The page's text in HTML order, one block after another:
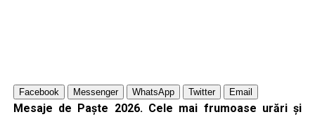
Facebook Messenger WhatsApp Twitter Email
Mesaje de Paște 2026. Cele mai frumoase urări și